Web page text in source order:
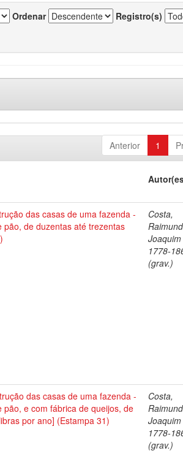
Ordenar Registro(s)
Anterior 1
das casas de uma fazenda -
de duzentas até trezentas
Costa,
Joaquim
1778-
(grav.)
das casas de uma fazenda -
e com fábrica de queijos, de
por ano] (Estampa 31)
Costa,
Joaquim
1778-
(grav.)